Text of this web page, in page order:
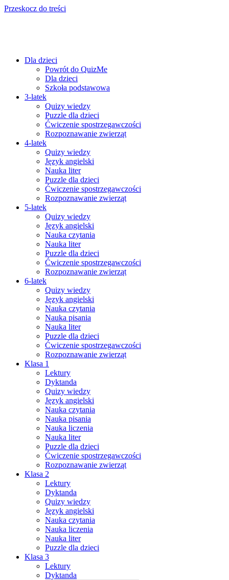
Przeskocz do treści
Dla dzieci
Powrót do QuizMe
Dla dzieci
Szkoła podstawowa
3-latek
Quizy wiedzy
Puzzle dla dzieci
Ćwiczenie spostrzegawczości
Rozpoznawanie zwierząt
4-latek
Quizy wiedzy
Język angielski
Nauka liter
Puzzle dla dzieci
Ćwiczenie spostrzegawczości
Rozpoznawanie zwierząt
5-latek
Quizy wiedzy
Język angielski
Nauka czytania
Nauka liter
Puzzle dla dzieci
Ćwiczenie spostrzegawczości
Rozpoznawanie zwierząt
6-latek
Quizy wiedzy
Język angielski
Nauka czytania
Nauka pisania
Nauka liter
Puzzle dla dzieci
Ćwiczenie spostrzegawczości
Rozpoznawanie zwierząt
Klasa 1
Lektury
Dyktanda
Quizy wiedzy
Język angielski
Nauka czytania
Nauka pisania
Nauka liczenia
Nauka liter
Puzzle dla dzieci
Ćwiczenie spostrzegawczości
Rozpoznawanie zwierząt
Klasa 2
Lektury
Dyktanda
Quizy wiedzy
Język angielski
Nauka czytania
Nauka liczenia
Nauka liter
Puzzle dla dzieci
Klasa 3
Lektury
Dyktanda